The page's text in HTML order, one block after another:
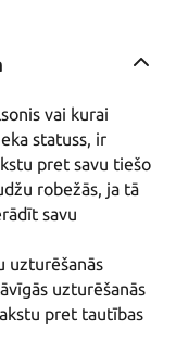
vai kurai
statuss, ir
pret savu tiešo
robežās, ja tā
savu
uzturēšanās
uzturēšanās
pret tautības